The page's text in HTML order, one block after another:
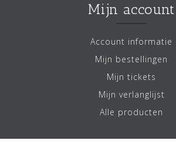
Mijn account
Account informatie
Mijn bestellingen
Mijn tickets
Mijn verlanglijst
Alle producten